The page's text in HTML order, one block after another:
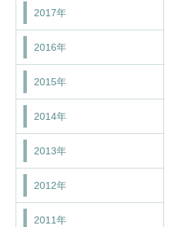
2017年
2016年
2015年
2014年
2013年
2012年
2011年